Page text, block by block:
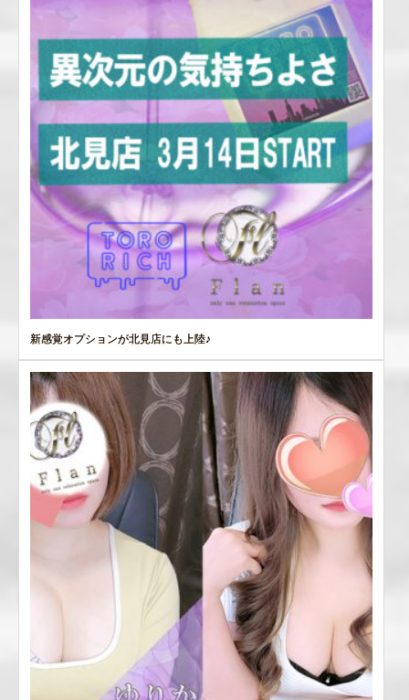
新感覚オプションが北見店にも上陸♪